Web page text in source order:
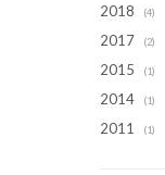
2018 (4)
2017 (2)
2015 (1)
2014 (1)
2011 (1)